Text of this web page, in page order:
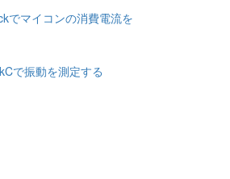
でマイコンの消費電流を
で振動を測定する